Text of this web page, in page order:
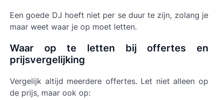
Een goede DJ hoeft niet per se duur te zijn, zolang je
maar weet waar je op moet letten.
Waar op te letten bij offertes en
prijsvergelijking
Vergelijk altijd meerdere offertes. Let niet alleen op
de prijs, maar ook op: